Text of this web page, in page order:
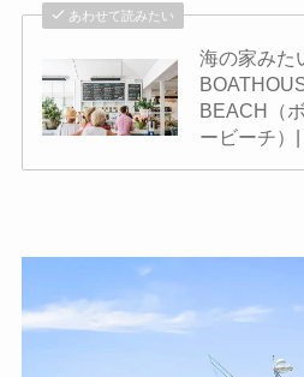
あわせて読みたい
海の家みた
BEACH（
ービーチ）